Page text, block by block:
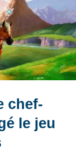
chef-
le jeu